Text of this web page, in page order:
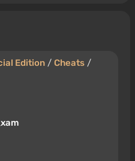
Edition / Cheats /